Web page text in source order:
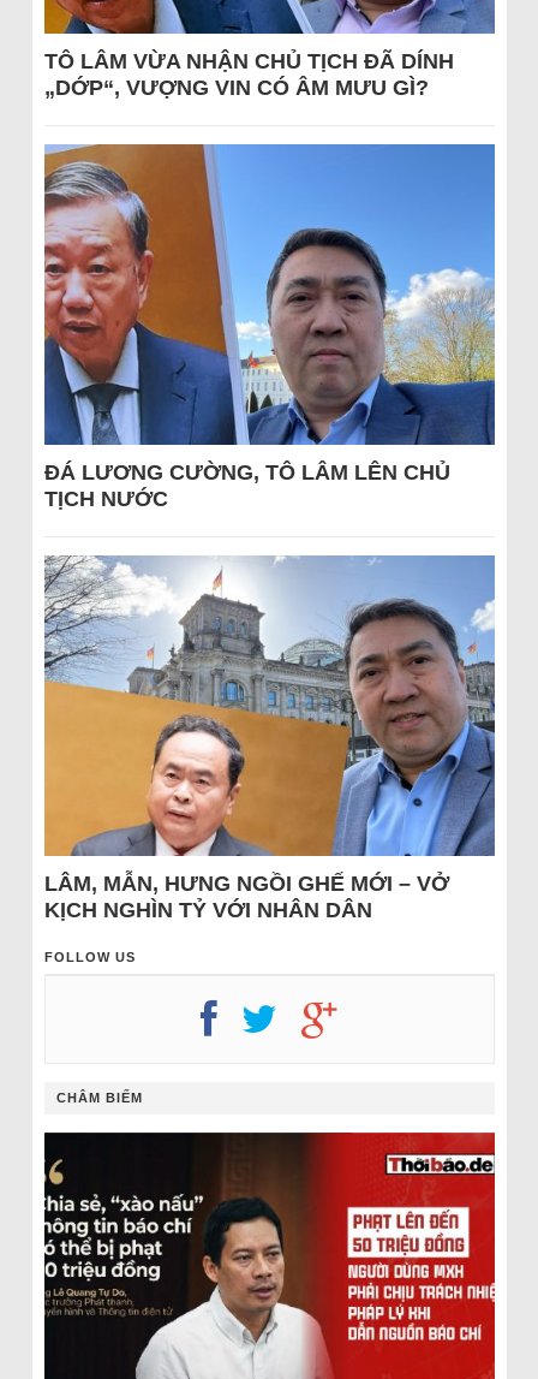
TÔ LÂM VỪA NHẬN CHỦ TỊCH ĐÃ DÍNH
„DỚP“, VƯỢNG VIN CÓ ÂM MƯU GÌ?
ĐÁ LƯƠNG CƯỜNG, TÔ LÂM LÊN CHỦ
TỊCH NƯỚC
LÂM, MẪN, HƯNG NGỒI GHẾ MỚI – VỞ
KỊCH NGHÌN TỶ VỚI NHÂN DÂN
FOLLOW US
CHÂM BIẾM